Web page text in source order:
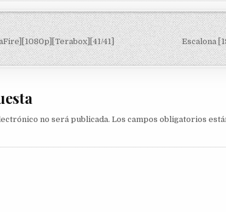
entradas 41] Escalona
no será publicada. Los campos obligatorios